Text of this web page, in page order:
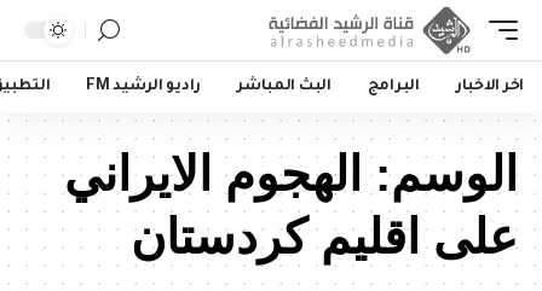
اخر الاخبار البرامج البث المباشر راديو الرشيد FM
الوسم: الهجوم الايراني
على اقليم كردستان